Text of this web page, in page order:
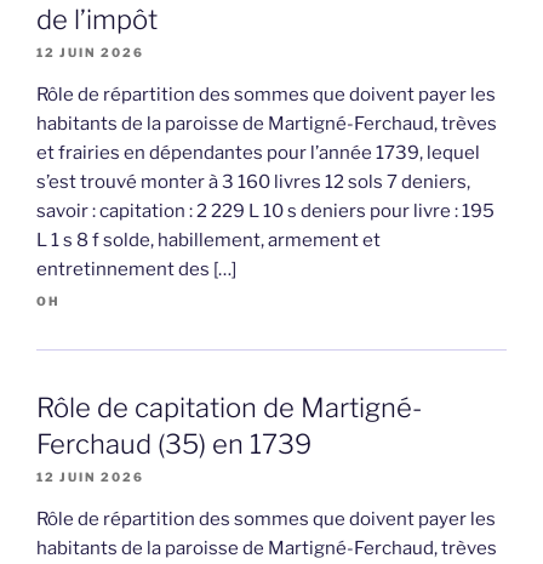
de l’impôt
12 JUIN 2026
Rôle de répartition des sommes que doivent payer les
habitants de la paroisse de Martigné-Ferchaud, trèves
et frairies en dépendantes pour l’année 1739, lequel
s’est trouvé monter à 3 160 livres 12 sols 7 deniers,
savoir : capitation : 2 229 L 10 s deniers pour livre : 195
L 1 s 8 f solde, habillement, armement et
entretinnement des […]
OH
Rôle de capitation de Martigné-
Ferchaud (35) en 1739
12 JUIN 2026
Rôle de répartition des sommes que doivent payer les
habitants de la paroisse de Martigné-Ferchaud, trèves